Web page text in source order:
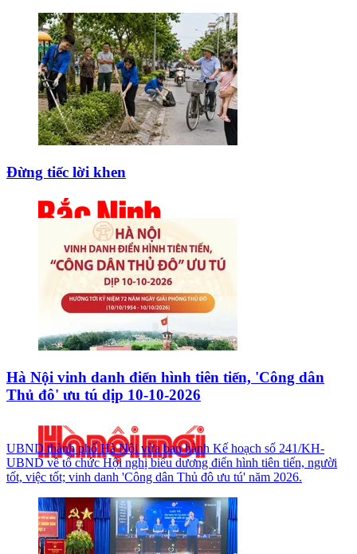
Đừng tiếc lời khen
Hà Nội vinh danh điển hình tiên tiến, 'Công dân
Thủ đô' ưu tú dịp 10-10-2026
UBND thành phố Hà Nội vừa ban hành Kế hoạch số 241/KH-
UBND về tổ chức Hội nghị biểu dương điển hình tiên tiến, người
tốt, việc tốt; vinh danh 'Công dân Thủ đô ưu tú' năm 2026.